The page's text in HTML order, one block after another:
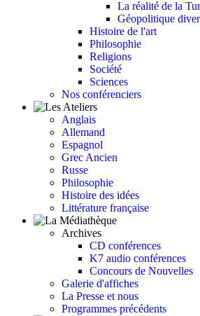
La réalité de la
Géopolitique
Histoire de l'art
Philosophie
Religions
Société
Sciences
Nos conférenciers
Anglais
Allemand
Espagnol
Grec Ancien
Russe
Philosophie
Histoire des idées
Littérature française
Archives
CD conférences
K7 audio conférences
Concours de Nouvelles
Galerie d'affiches
La Presse et nous
Programmes précédents